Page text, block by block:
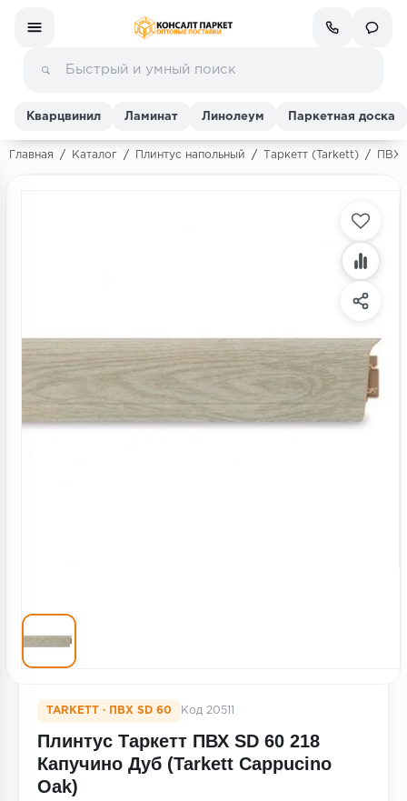
Паркетная доска
Строительные материалы
Кварцвинил Ламинат Линолеум Паркетная доска
Главная / Каталог / Плинтус напольный / Таркетт (Tarkett) / ПВХ
TARKETT · ПВХ SD 60 Код 20511
Плинтус Таркетт ПВХ SD 60 218
Капучино Дуб (Tarkett Cappucino
Oak)